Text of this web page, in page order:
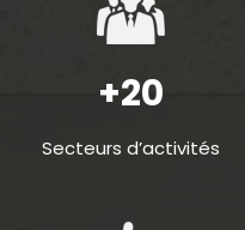
+20
Secteurs d’activités